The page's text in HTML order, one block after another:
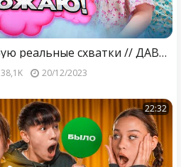
Я РОЖАЮ - парни пробую реальные схватки // ДАВИД ТУРОВ, АСЛАН ШУКАША, СТАС КАЦУКИ х ДИМАС БЛОГ
38,1K 20/12/2023
22:32